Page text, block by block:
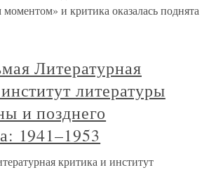
и критика оказалась поднята
Литературная
литературы
и позднего
1941–1953
критика и институт